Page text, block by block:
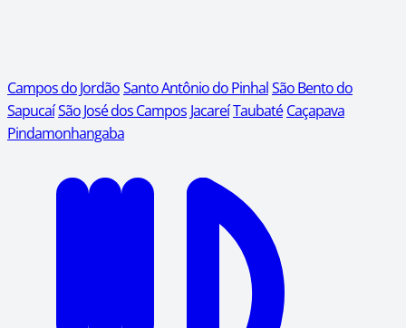
Campos do JordãoSanto Antônio do PinhalSão Bento do
SapucaíSão José dos Campos JacareíTaubaté Caçapava
Pindamonhangaba